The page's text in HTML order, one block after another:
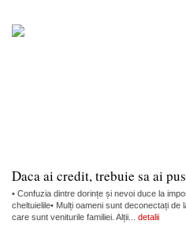
Daca ai credit, trebuie sa ai
• Confuzia dintre dorințe și nevoi duce la
cheltuielile• Mulți oameni sunt deconectați
care sunt veniturile familiei. Alții... detalii